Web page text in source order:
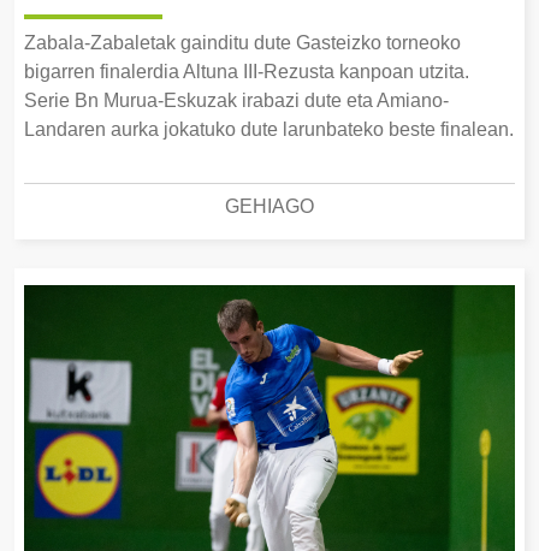
Zabala-Zabaletak gainditu dute Gasteizko torneoko
bigarren finalerdia Altuna III-Rezusta kanpoan utzita.
Serie Bn Murua-Eskuzak irabazi dute eta Amiano-
Landaren aurka jokatuko dute larunbateko beste finalean.
GEHIAGO